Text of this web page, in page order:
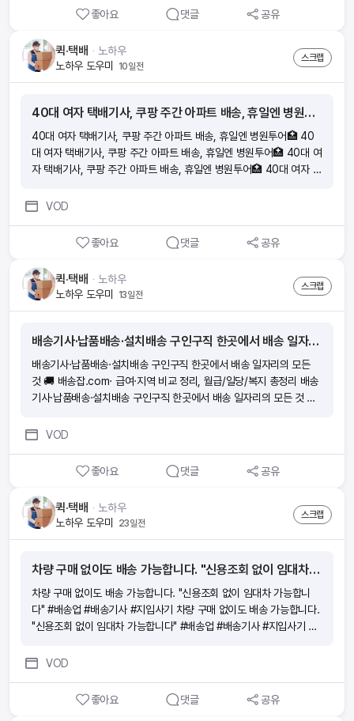
좋아요 댓글 공유
퀵·택배 ᆞ 노하우
노하우 도우미
10일전
스크랩
40대 여자 택배기사, 쿠팡 주간 아파트 배송, 휴일엔 병원투어🏥
40대 여자 택배기사, 쿠팡 주간 아파트 배송, 휴일엔 병원투어🏥 40
대 여자 택배기사, 쿠팡 주간 아파트 배송, 휴일엔 병원투어🏥 40대 여
자 택배기사, 쿠팡 주간 아파트 배송, 휴일엔 병원투어🏥 40대 여자 택
VOD
좋아요 댓글 공유
퀵·택배 ᆞ 노하우
노하우 도우미
13일전
스크랩
배송기사·납품배송·설치배송 구인구직 한곳에서 배송 일자리의 모든 것 🚚 배송잡.com· 급여·지역 비교 정리, 월급/일당/복지 총정리
배송기사·납품배송·설치배송 구인구직 한곳에서 배송 일자리의 모든
것 🚚 배송잡.com· 급여·지역 비교 정리, 월급/일당/복지 총정리 배송
기사·납품배송·설치배송 구인구직 한곳에서 배송 일자리의 모든 것 🚚
납품배송·설치배송 구인구직 한곳에서 배송 일자리의 모든 것 🚚 배송
배송·설치배송 구인구직 한곳에서 배송 일자리의 모든 것 🚚 배송잡.c
om· 급여·지역 비교 정리, 월급/일당/복지 총정리
VOD
좋아요 댓글 공유
퀵·택배 ᆞ 노하우
노하우 도우미
23일전
스크랩
차량 구매 없이도 배송 가능합니다. "신용조회 없이 임대차 가능합니다" #배송업 #배송기사 #지입사기
차량 구매 없이도 배송 가능합니다. "신용조회 없이 임대차 가능합니
다" #배송업 #배송기사 #지입사기 차량 구매 없이도 배송 가능합니다.
"신용조회 없이 임대차 가능합니다" #배송업 #배송기사 #지입사기 차
#배송업 #배송기사 #지입사기 차량 구매 없이도 배송 가능합니다. "신
VOD
좋아요 댓글 공유